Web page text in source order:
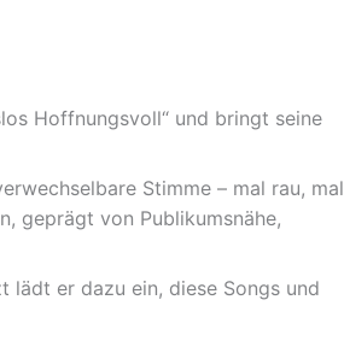
Hoffnungsvoll“ und bringt seine
Stimme – mal rau, mal
geprägt von Publikumsnähe,
lädt er dazu ein, diese Songs und